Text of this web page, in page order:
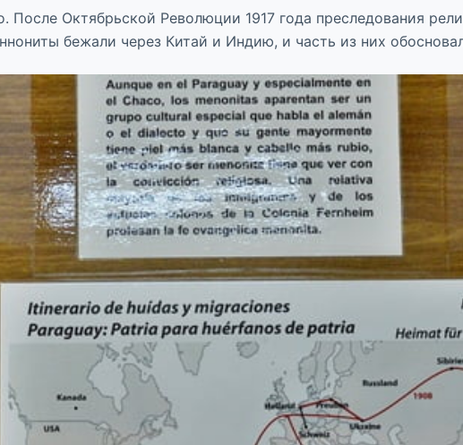
Октябрьской Революции 1917 года преследования
бежали через Китай и Индию, и часть из них